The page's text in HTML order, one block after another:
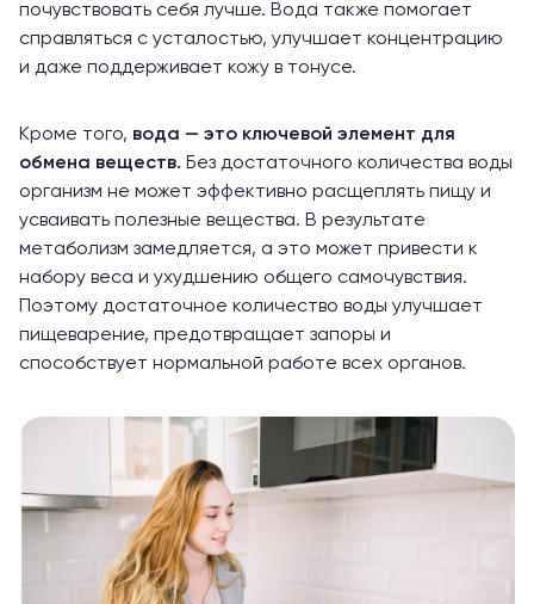
почувствовать себя лучше. Вода также помогает
справляться с усталостью, улучшает концентрацию
и даже поддерживает кожу в тонусе.
Кроме того, вода — это ключевой элемент для
обмена веществ. Без достаточного количества воды
организм не может эффективно расщеплять пищу и
усваивать полезные вещества. В результате
метаболизм замедляется, а это может привести к
набору веса и ухудшению общего самочувствия.
Поэтому достаточное количество воды улучшает
пищеварение, предотвращает запоры и
способствует нормальной работе всех органов.